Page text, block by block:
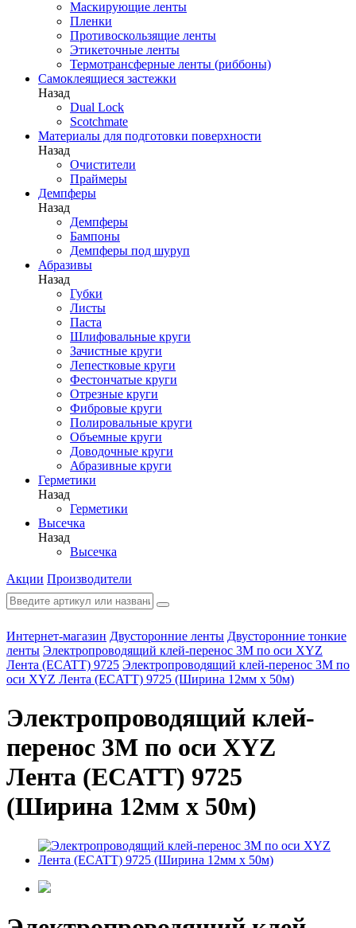
Маскирующие ленты
Пленки
Противоскользящие ленты
Этикеточные ленты
Термотрансферные ленты (риббоны)
Cамоклеящиеся застежки
Назад
Dual Lock
Scotchmate
Материалы для подготовки поверхности
Назад
Очистители
Праймеры
Демпферы
Назад
Демпферы
Бампоны
Демпферы под шуруп
Абразивы
Назад
Губки
Листы
Паста
Шлифовальные круги
Зачистные круги
Лепестковые круги
Фестончатые круги
Отрезные круги
Фибровые круги
Полировальные круги
Объемные круги
Доводочные круги
Абразивные круги
Герметики
Назад
Герметики
Высечка
Назад
Высечка
Акции Производители
Интернет-магазин Двусторонние ленты Двусторонние тонкие
ленты Электропроводящий клей-перенос 3M по оси XYZ
Лента (ECATT) 9725 Электропроводящий клей-перенос 3M по
оси XYZ Лента (ECATT) 9725 (Ширина 12мм х 50м)
Электропроводящий клей-
перенос 3M по оси XYZ
Лента (ECATT) 9725
(Ширина 12мм х 50м)